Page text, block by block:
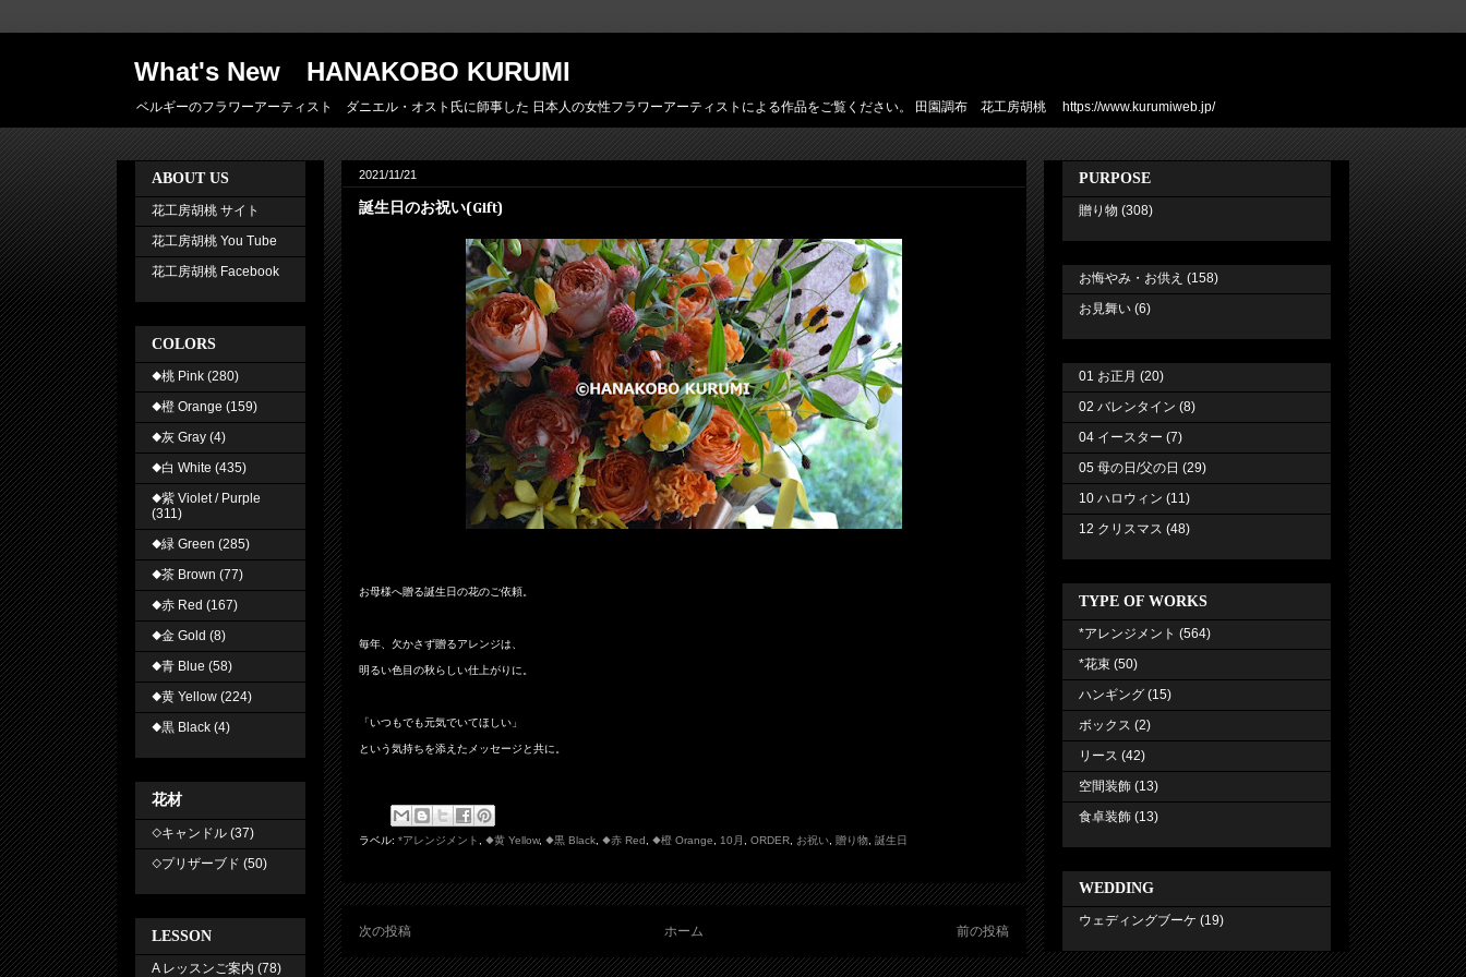
What's New HANAKOBO KURUMI
ベルギーのフラワーアーティスト ダニエル・オスト氏に師事した 日本人の女性フラワーアーティストによる作品をご覧ください。 田園調布 花工房胡桃 https://www.kurumiweb.jp/
2021/11/21
誕生日のお祝い(Gift)
お母様へ贈る誕生日の花のご依頼。
毎年、欠かさず贈るアレンジは、
明るい色目の秋らしい仕上がりに。
「いつもでも元気でいてほしい」
という気持ちを添えたメッセージと共に。
ラベル: *アレンジメント ◆黄 Yellow, ◆黒 Black ◆赤 Red ◆橙 Orange 10月 ORDER お祝い 贈り物 誕生日
次の投稿 前の投稿
ホーム
ABOUT US
花工房胡桃 サイト
花工房胡桃 You Tube
花工房胡桃 Facebook
COLORS
◆桃 Pink (280)
◆橙 Orange (159)
◆灰 Gray (4)
◆白 White (435)
◆紫 Violet / Purple
(311)
◆緑 Green (285)
◆茶 Brown (77)
◆赤 Red (167)
◆金 Gold (8)
◆青 Blue (58)
◆黄 Yellow (224)
◆黒 Black (4)
花材
◇キャンドル (37)
◇プリザーブド (50)
LESSON
A レッスンご案内 (78)
PURPOSE
贈り物 (308)
お悔やみ・お供え (158)
お見舞い (6)
01 お正月 (20)
02 バレンタイン (8)
04 イースター (7)
05 母の日/父の日 (29)
10 ハロウィン (11)
12 クリスマス (48)
TYPE OF WORKS
*アレンジメント (564)
*花束 (50)
ハンギング (15)
ボックス (2)
リース (42)
空間装飾 (13)
食卓装飾 (13)
WEDDING
ウェディングブーケ (19)